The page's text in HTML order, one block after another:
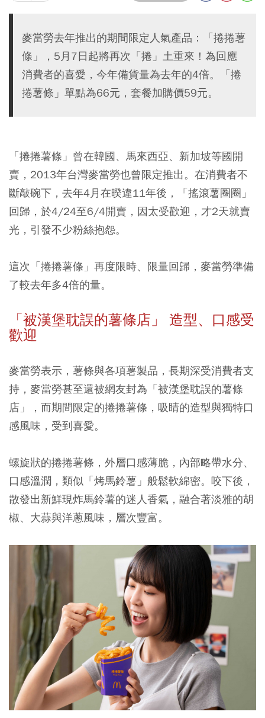
麥當勞去年推出的期間限定人氣產品：「捲捲薯
條」，5月7日起將再次「捲」土重來！為回應
消費者的喜愛，今年備貨量為去年的4倍。「捲
捲薯條」單點為66元，套餐加購價59元。
「捲捲薯條」曾在韓國、馬來西亞、新加坡等國開
賣，2013年台灣麥當勞也曾限定推出。在消費者不
斷敲碗下，去年4月在暌違11年後，「搖滾薯圈圈」
回歸，於4/24至6/4開賣，因太受歡迎，才2天就賣
光，引發不少粉絲抱怨。
這次「捲捲薯條」再度限時、限量回歸，麥當勞準備
了較去年多4倍的量。
「被漢堡耽誤的薯條店」 造型、口感受
歡迎
麥當勞表示，薯條與各項薯製品，長期深受消費者支
持，麥當勞甚至還被網友封為「被漢堡耽誤的薯條
店」，而期間限定的捲捲薯條，吸睛的造型與獨特口
感風味，受到喜愛。
螺旋狀的捲捲薯條，外層口感薄脆，內部略帶水分、
口感溫潤，類似「烤馬鈴薯」般鬆軟綿密。咬下後，
散發出新鮮現炸馬鈴薯的迷人香氣，融合著淡雅的胡
椒、大蒜與洋蔥風味，層次豐富。